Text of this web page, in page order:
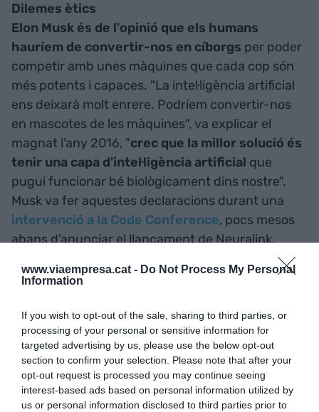
www.viaempresa.cat - Do Not Process My Personal
Information
If you wish to opt-out of the sale, sharing to third parties, or
processing of your personal or sensitive information for
targeted advertising by us, please use the below opt-out
section to confirm your selection. Please note that after your
opt-out request is processed you may continue seeing
interest-based ads based on personal information utilized by
us or personal information disclosed to third parties prior to
Dilemes ètics
Elon Musk és de l'opinió que els humans
hauríem de convertir-nos en cíborgs per poder
competir amb unes màquines que cada cop són
més potents i capaces. "La intel·ligència artificial
ens deixarà molt enrere. Podríem convertir-nos
en mascotes de les màquines", va explicar el
magnat l'any 2016, "crec que la millor solució és
tenir una capa d'intel·ligència artificial que
pugui funcionar bé biològicament dins nostre".
Musk va fer aquestes declaracions durant una
intervenció a la Code Conference, pocs mesos
abans d'anunciar el llançament de Neuralink.
Els objectius del sud-africà plantegen molts
superhomes? ¿Connectar-nos a Internet posarà
en perill la nostra privacitat? ¿Si podem controlar
màquines telepàticament, ens podrà controlar
algú a nosaltres? ¿Podria algú accedir als nostres
records i pensaments a través de la xarxa?